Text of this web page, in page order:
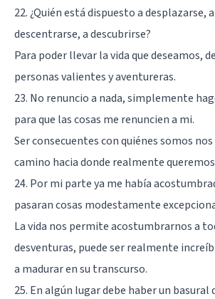
22. ¿Quién está dispuesto a desplazarse,
descentrarse, a descubrirse?
Para poder llevar la vida que deseamos,
personas valientes y aventureras.
23. No renuncio a nada, simplemente
para que las cosas me renuncien a mi.
Ser consecuentes con quiénes somos
camino hacia donde realmente
24. Por mi parte ya me había
pasaran cosas modestamente
La vida nos permite acostumbrarnos a
desventuras, puede ser realmente
a madurar en su transcurso.
25. En algún lugar debe haber un basural